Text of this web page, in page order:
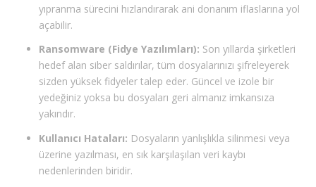
yıpranma sürecini hızlandırarak ani donanım iflaslarına yol
açabilir.
Ransomware (Fidye Yazılımları): Son yıllarda şirketleri
hedef alan siber saldırılar, tüm dosyalarınızı şifreleyerek
sizden yüksek fidyeler talep eder. Güncel ve izole bir
yedeğiniz yoksa bu dosyaları geri almanız imkansıza
yakındır.
Kullanıcı Hataları: Dosyaların yanlışlıkla silinmesi veya
üzerine yazılması, en sık karşılaşılan veri kaybı
nedenlerinden biridir.